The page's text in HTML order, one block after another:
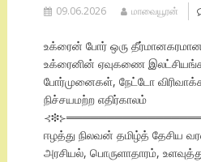
09.06.2026 மாவையூரன்
உக்ரைன் போர் ஒரு தீர்மானகரமான
உக்ரைனின் ஏவுகணை
போர்முனைகள், நேட்டோ
நிச்சயமற்ற எதிர்காலம்
ஈழத்து நிலவன் தமிழ்த் தேசிய
அரசியல், பொருளாதாரம்,